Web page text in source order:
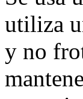
utiliza
y no